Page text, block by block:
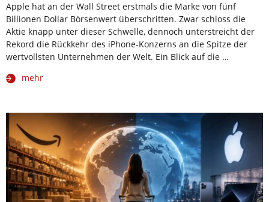
Apple hat an der Wall Street erstmals die Marke von fünf
Billionen Dollar Börsenwert überschritten. Zwar schloss die
Aktie knapp unter dieser Schwelle, dennoch unterstreicht der
Rekord die Rückkehr des iPhone-Konzerns an die Spitze der
wertvollsten Unternehmen der Welt. Ein Blick auf die …
mehr